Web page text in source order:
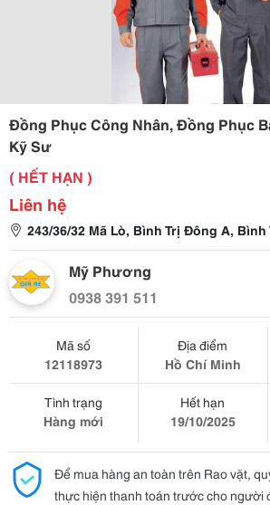
Đồng Phục Công Nhân, Đồng Phục
Kỹ Sư
( HẾT HẠN )
Liên hệ
243/36/32 Mã Lò, Bình Trị Đông A, Bình
Mỹ Phương
0938 391 511
Mã số
12118973
Địa điểm
Hồ Chí Minh
Tình trạng
Hàng mới
Hết hạn
19/10/2025
Để mua hàng an toàn trên Rao vặt,
thực hiện thanh toán trước cho người